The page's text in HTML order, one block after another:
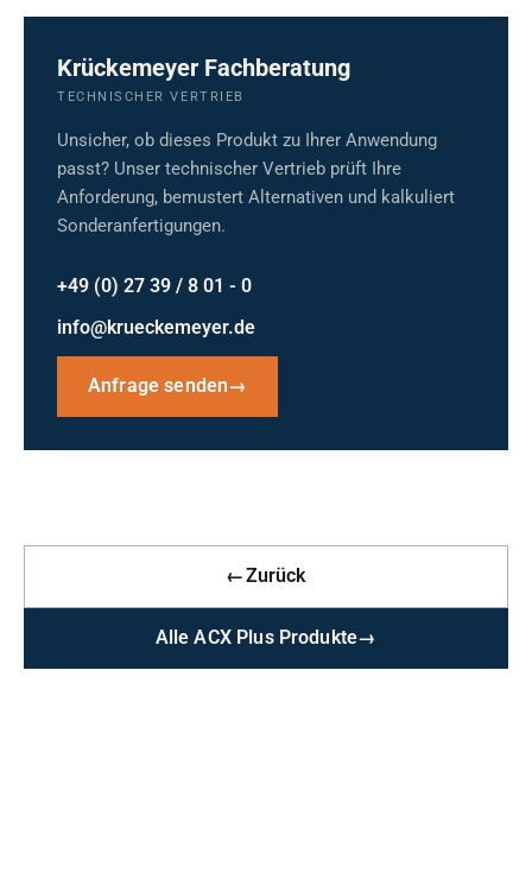
Krückemeyer Fachberatung
TECHNISCHER VERTRIEB
Unsicher, ob dieses Produkt zu Ihrer Anwendung
passt? Unser technischer Vertrieb prüft Ihre
Anforderung, bemustert Alternativen und kalkuliert
Sonderanfertigungen.
+49 (0) 27 39 / 8 01 - 0
info@krueckemeyer.de
Anfrage senden→
←Zurück
Alle ACX Plus Produkte→